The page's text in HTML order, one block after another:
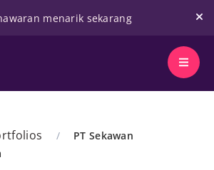
menarik sekarang
/
PT Sekawan